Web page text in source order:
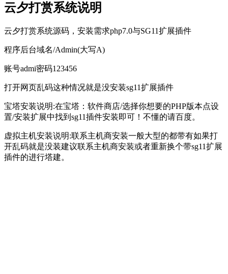
云夕打赏系统说明
云夕打赏系统源码，安装需求php7.0与SG11扩展插件
程序后台域名/Admin(大写A)
账号admi密码123456
打开网页乱码这种情况就是没安装sg11扩展插件
宝塔安装说明:在宝塔：软件商店/选择你想要的PHP版本点设
置/安装扩展中找到sg11插件安装即可！不懂的请百度。
虚拟主机安装说明:联系主机商安装一般大型的都带有如果打
开乱码就是没装建议联系主机商安装或者重新换个带sg11扩展
插件的进行塔建。